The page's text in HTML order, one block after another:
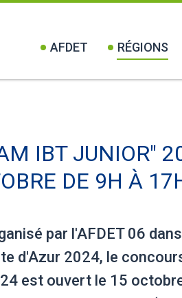
AFDET RÉGIONS
IBT JUNIOR"
DE 9H À
par l'AFDET 06
d'Azur 2024, le
est ouvert le 15